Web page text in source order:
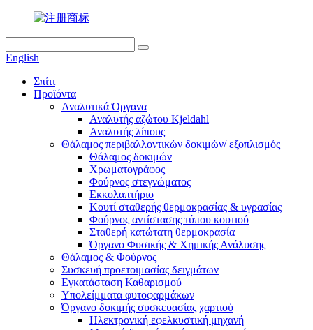
English
Σπίτι
Προϊόντα
Αναλυτικά Όργανα
Αναλυτής αζώτου Kjeldahl
Αναλυτής λίπους
Θάλαμος περιβαλλοντικών δοκιμών/ εξοπλισμός
Θάλαμος δοκιμών
Χρωματογράφος
Φούρνος στεγνώματος
Εκκολαπτήριο
Κουτί σταθερής θερμοκρασίας & υγρασίας
Φούρνος αντίστασης τύπου κουτιού
Σταθερή κατώτατη θερμοκρασία
Όργανο Φυσικής & Χημικής Ανάλυσης
Θάλαμος & Φούρνος
Συσκευή προετοιμασίας δειγμάτων
Εγκατάσταση Καθαρισμού
Υπολείμματα φυτοφαρμάκων
Όργανο δοκιμής συσκευασίας χαρτιού
Ηλεκτρονική εφελκυστική μηχανή